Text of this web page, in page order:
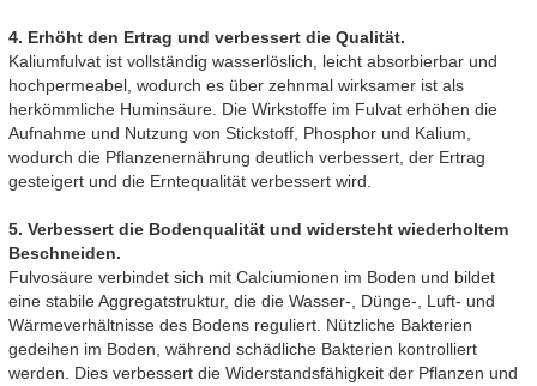
4. Erhöht den Ertrag und verbessert die Qualität.
Kaliumfulvat ist vollständig wasserlöslich, leicht absorbierbar und
hochpermeabel, wodurch es über zehnmal wirksamer ist als
herkömmliche Huminsäure. Die Wirkstoffe im Fulvat erhöhen die
Aufnahme und Nutzung von Stickstoff, Phosphor und Kalium,
wodurch die Pflanzenernährung deutlich verbessert, der Ertrag
gesteigert und die Erntequalität verbessert wird.
5. Verbessert die Bodenqualität und widersteht wiederholtem
Beschneiden.
Fulvosäure verbindet sich mit Calciumionen im Boden und bildet
eine stabile Aggregatstruktur, die die Wasser-, Dünge-, Luft- und
Wärmeverhältnisse des Bodens reguliert. Nützliche Bakterien
gedeihen im Boden, während schädliche Bakterien kontrolliert
werden. Dies verbessert die Widerstandsfähigkeit der Pflanzen und